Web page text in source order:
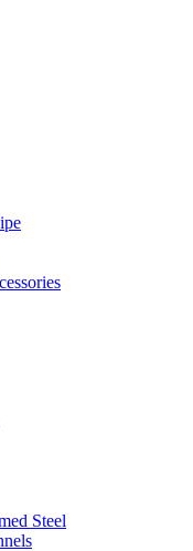
Steel